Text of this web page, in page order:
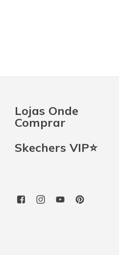
Lojas Onde
Comprar
Skechers VIP⭐